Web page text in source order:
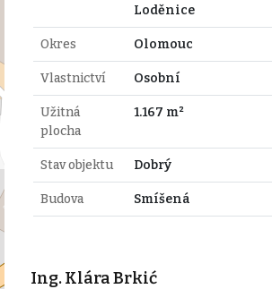
Loděnice
Okres Olomouc
Vlastnictví Osobní
Užitná
plocha
1.167 m²
Stav objektu Dobrý
Budova Smíšená
Ing. Klára Brkić